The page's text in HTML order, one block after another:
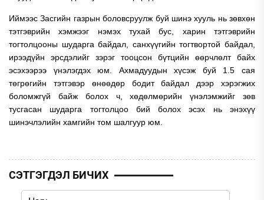
Иймээс Засгийн газрын боловсруулж буй шинэ хууль нь зөвхөн
тэтгэврийн хэмжээг нэмэх тухай бус, харин тэтгэврийн
тогтолцооны шударга байдал, санхүүгийн тогтвортой байдал,
ирээдүйн эрсдэлийг зэрэг тооцсон бүтцийн өөрчлөлт байх
эсэхээрээ үнэлэгдэх юм. Ахмадуудын хүсэж буй 1.5 сая
төгрөгийн тэтгэвэр өнөөдөр бодит байдал дээр хэрэгжих
боломжгүй байж болох ч, хөдөлмөрийн үнэлэмжийг зөв
тусгасан шударга тогтолцоо бий болох эсэх нь энэхүү
шинэчлэлийн хамгийн том шалгуур юм.
СЭТГЭГДЭЛ БИЧИХ